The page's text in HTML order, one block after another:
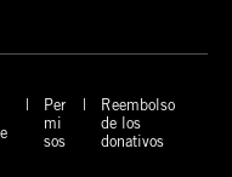
Per
mi
sos
Reembolso
de los
donativos